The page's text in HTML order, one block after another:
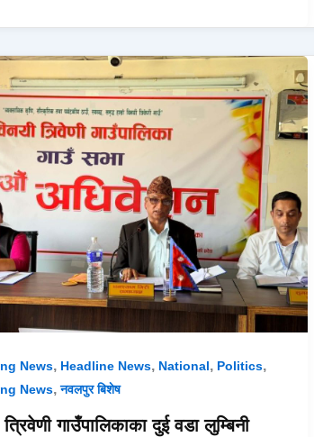
News, Headline News, National, Politics,
News,नवलपुर बिशेष
त्रिवेणी गाउँपालिकाका दुई वडा लुम्बिनी